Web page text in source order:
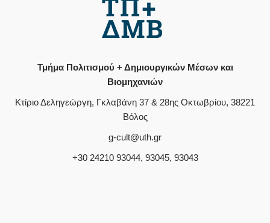
Τμήμα Πολιτισμού + Δημιουργικών Μέσων και
Βιομηχανιών
Κτίριο Δεληγεώργη, Γκλαβάνη 37 & 28ης Οκτωβρίου, 38221
Βόλος
g-cult@uth.gr
+30 24210 93044, 93045, 93043